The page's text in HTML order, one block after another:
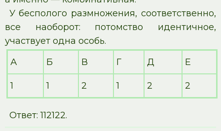
У бесполого размножения, соответственно,
все наоборот: потомство идентичное,
участвует одна особь.
А
Б В Г Д Е
1 1 2 1 2 2
Ответ: 112122.